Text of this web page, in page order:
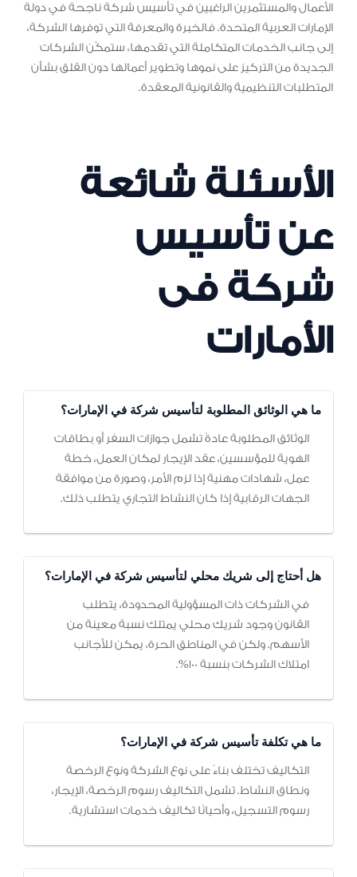
الأعمال والمستثمرين الراغبين في تأسيس شركة ناجحة في دولة
الإمارات العربية المتحدة. فالخبرة والمعرفة التي توفرها الشركة،
إلى جانب الخدمات المتكاملة التي تقدمها، ستمكّن الشركات
الجديدة من التركيز على نموها وتطوير أعمالها دون القلق بشأن
المتطلبات التنظيمية والقانونية المعقدة.
الأسئلة شائعة
عن تأسيس
شركة فى
الأمارات
ما هي الوثائق المطلوبة لتأسيس شركة في الإمارات؟
الوثائق المطلوبة عادةً تشمل جوازات السفر أو بطاقات
الهوية للمؤسسين، عقد الإيجار لمكان العمل، خطة
عمل، شهادات مهنية إذا لزم الأمر، وصورة من موافقة
الجهات الرقابية إذا كان النشاط التجاري يتطلب ذلك.
هل أحتاج إلى شريك محلي لتأسيس شركة في الإمارات؟
في الشركات ذات المسؤولية المحدودة، يتطلب
القانون وجود شريك محلي يمتلك نسبة معينة من
الأسهم. ولكن في المناطق الحرة، يمكن للأجانب
امتلاك الشركات بنسبة 100%.
ما هي تكلفة تأسيس شركة في الإمارات؟
التكاليف تختلف بناءً على نوع الشركة ونوع الرخصة
ونطاق النشاط. تشمل التكاليف رسوم الرخصة، الإيجار،
رسوم التسجيل، وأحيانًا تكاليف خدمات استشارية.